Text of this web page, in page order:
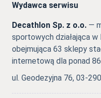
Wydawca serwisu
Decathlon Sp. z o.o. —
sportowych działająca
obejmująca 63 sklepy
internetową dla ponad
ul. Geodezyjna 76, 03-